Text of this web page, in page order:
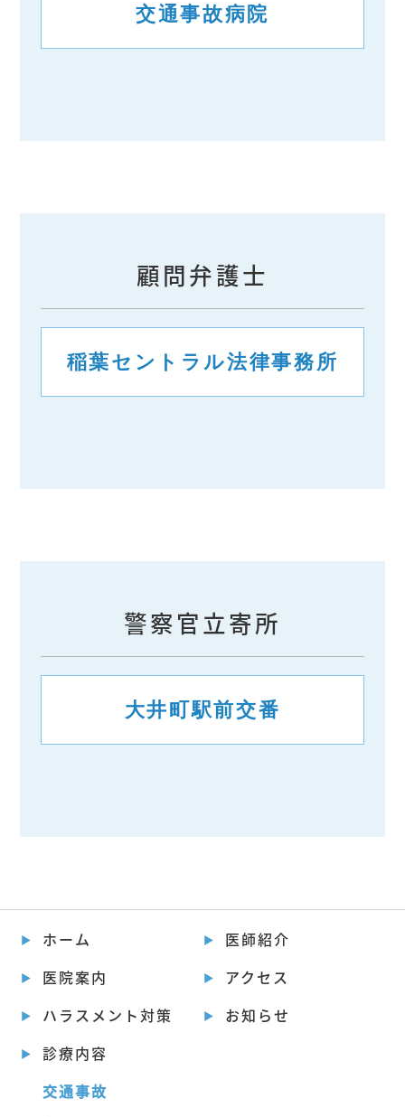
交通事故病院
顧問弁護士
稲葉セントラル法律事務所
警察官立寄所
大井町駅前交番
ホーム
医師紹介
医院案内
アクセス
ハラスメント対策
お知らせ
診療内容
交通事故